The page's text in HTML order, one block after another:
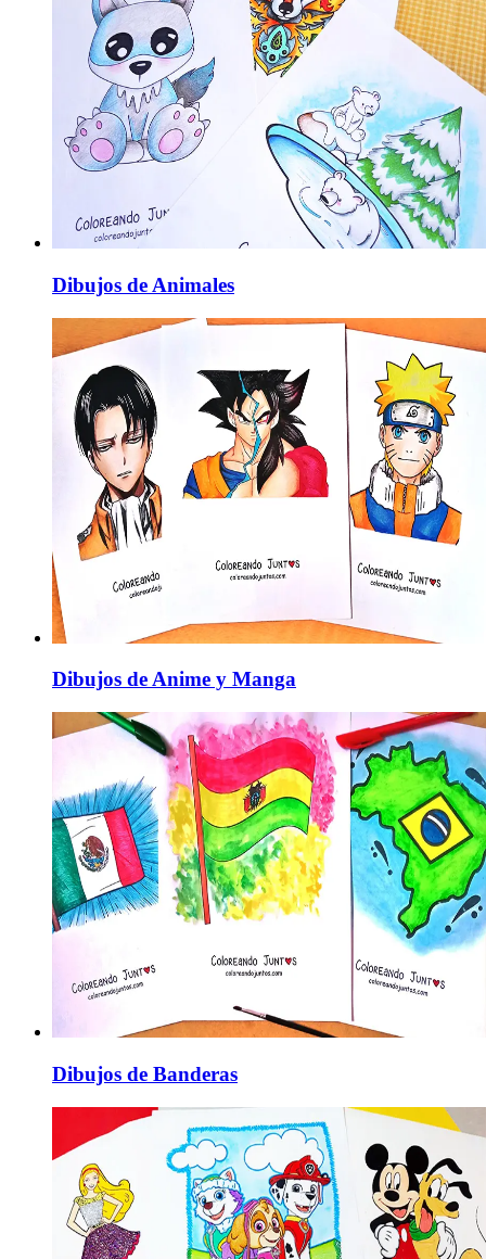
Dibujos de Animales
Dibujos de Anime y Manga
Dibujos de Banderas